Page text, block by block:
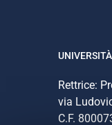
Rettrice:
via
C.F.